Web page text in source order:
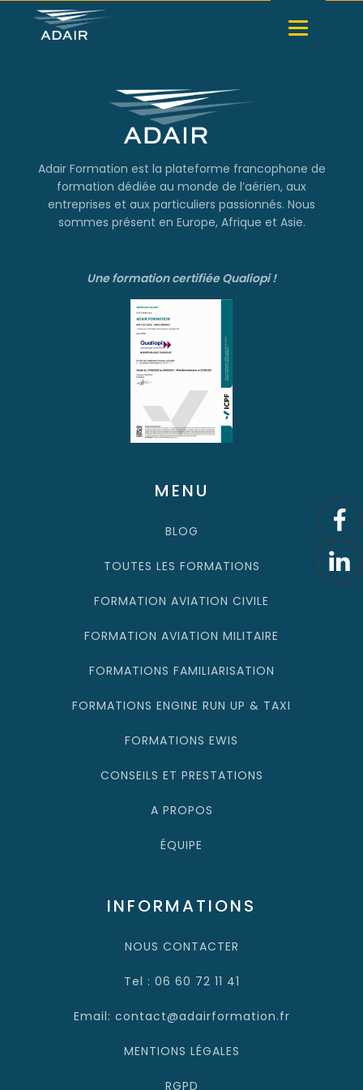
Adair Formation est la plateforme francophone de
formation dédiée au monde de l’aérien, aux
entreprises et aux particuliers passionnés. Nous
sommes présent en Europe, Afrique et Asie.
Une formation certifiée Qualiopi !
MENU
BLOG
TOUTES LES FORMATIONS
FORMATION AVIATION CIVILE
FORMATION AVIATION MILITAIRE
FORMATIONS FAMILIARISATION
FORMATIONS ENGINE RUN UP & TAXI
FORMATIONS EWIS
CONSEILS ET PRESTATIONS
A PROPOS
ÉQUIPE
INFORMATIONS
NOUS CONTACTER
Tel : 06 60 72 11 41
Email: contact@adairformation.fr
MENTIONS LÉGALES
RGPD